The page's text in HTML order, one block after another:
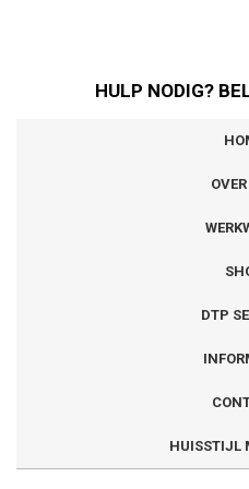
HULP NODIG?
DTP
HUISSTIJL